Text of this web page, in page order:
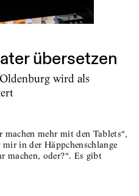
übersetzen
wird als
mehr mit den Tablets“,
in der Häppchenschlange
machen, oder?“. Es gibt